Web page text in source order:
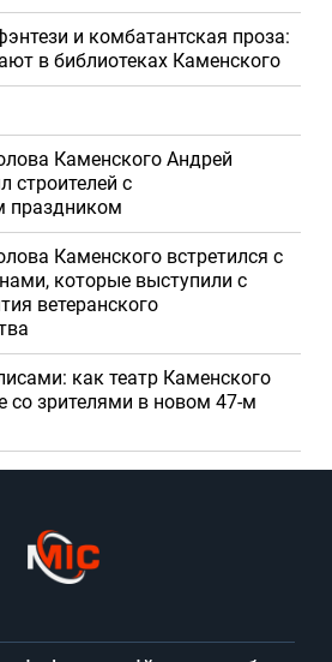
и комбатантская проза:
в библиотеках Каменского
Каменского Андрей
строителей с
праздником
Каменского встретился с
которые выступили с
ветеранского
как театр Каменского
со зрителями в новом 47-м